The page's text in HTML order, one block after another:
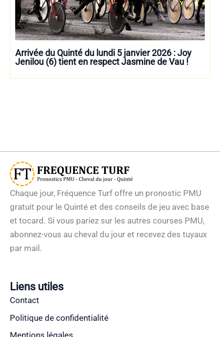
Arrivée du Quinté du lundi 5 janvier 2026 : Joy
Jenilou (6) tient en respect Jasmine de Vau !
Chaque jour, Fréquence Turf offre un pronostic PMU
gratuit pour le Quinté et des conseils de jeu avec base
et tocard. Si vous pariez sur les autres courses PMU,
abonnez-vous au cheval du jour et recevez des tuyaux
par mail.
Liens utiles
Contact
Politique de confidentialité